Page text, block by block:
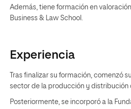
Además, tiene formación en
Business & Law School.
Experiencia
Tras finalizar su formación, comenzó
sector de la producción y distribución
Posteriormente, se incorporó a la